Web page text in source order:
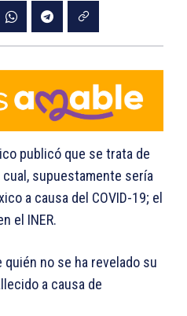
publicó que se trata de
supuestamente sería
a causa del COVID-19; el
el INER.
quién no se ha revelado su
a causa de